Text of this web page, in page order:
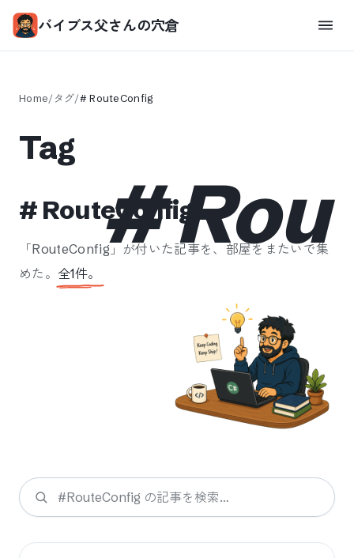
バイブス父さんの穴倉
Home/タグ/#RouteConfig
#
Tag
# RouteConfig
「RouteConfig 」が付いた記事を、部屋をまたいで集
めた。 全1件。
検索